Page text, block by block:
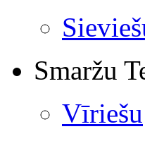
Smaržu
Vīriešu